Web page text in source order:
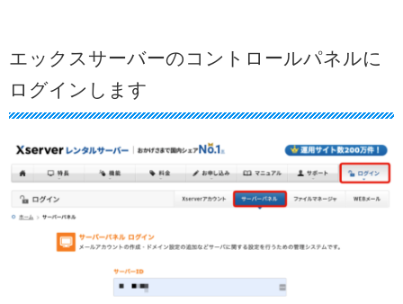
エックスサーバーのコントロールパネルに
ログインします